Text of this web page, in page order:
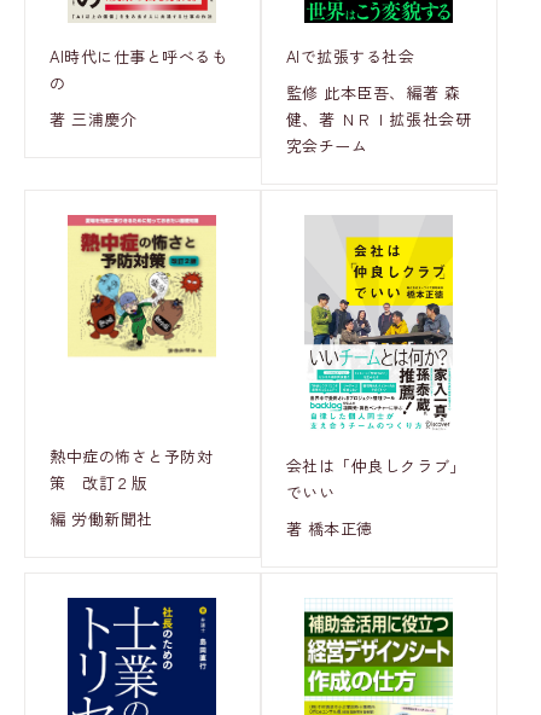
AI時代に仕事と呼べるも
の
著 三浦慶介
AIで拡張する社会
監修 此本臣吾、編著 森
健、著 ＮＲＩ拡張社会研
究会チーム
熱中症の怖さと予防対
策 改訂２版
編 労働新聞社
会社は「仲良しクラブ」
でいい
著 橋本正徳